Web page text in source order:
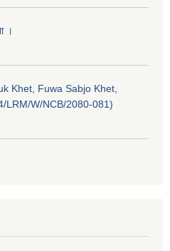
।
Khet, Fuwa Sabjo Khet,
LRM/W/NCB/2080-081)